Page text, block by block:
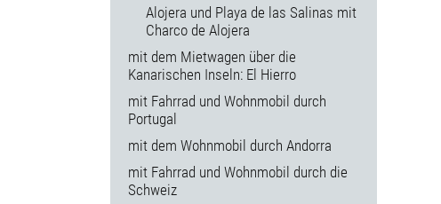
Alojera und Playa de las Salinas mit
Charco de Alojera
mit dem Mietwagen über die
Kanarischen Inseln: El Hierro
mit Fahrrad und Wohnmobil durch
Portugal
mit dem Wohnmobil durch Andorra
mit Fahrrad und Wohnmobil durch die
Schweiz